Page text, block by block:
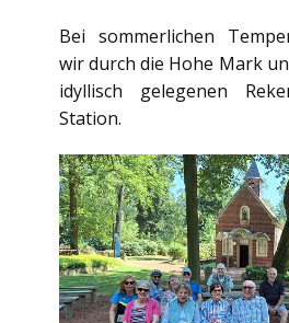
Bei sommerlichen
wir durch die Hohe Mark
idyllisch gelegenen
Station.